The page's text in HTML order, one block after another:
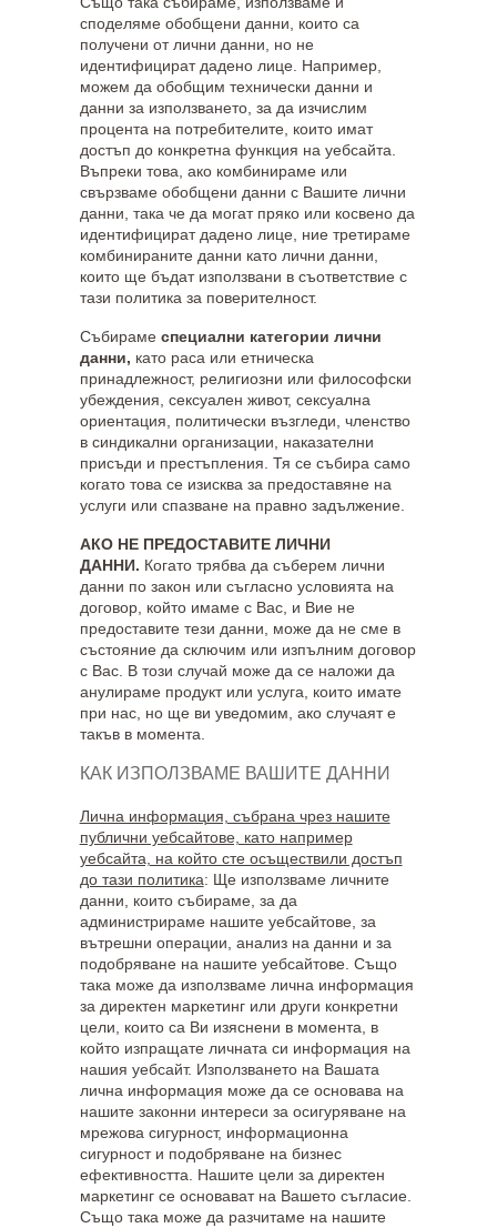
споделяме обобщени данни, които са
получени от лични данни, но не
идентифицират дадено лице. Например,
можем да обобщим технически данни и
данни за използването, за да изчислим
процента на потребителите, които имат
достъп до конкретна функция на уебсайта.
Въпреки това, ако комбинираме или
свързваме обобщени данни с Вашите лични
данни, така че да могат пряко или косвено да
идентифицират дадено лице, ние третираме
комбинираните данни като лични данни,
които ще бъдат използвани в съответствие с
тази политика за поверителност.
Събираме специални категории лични
данни, като раса или етническа
принадлежност, религиозни или философски
убеждения, сексуален живот, сексуална
ориентация, политически възгледи, членство
в синдикални организации, наказателни
присъди и престъпления. Тя се събира само
когато това се изисква за предоставяне на
услуги или спазване на правно задължение.
АКО НЕ ПРЕДОСТАВИТЕ ЛИЧНИ
ДАННИ. Когато трябва да съберем лични
данни по закон или съгласно условията на
договор, който имаме с Вас, и Вие не
предоставите тези данни, може да не сме в
състояние да сключим или изпълним договор
с Вас. В този случай може да се наложи да
анулираме продукт или услуга, които имате
при нас, но ще ви уведомим, ако случаят е
такъв в момента.
КАК ИЗПОЛЗВАМЕ ВАШИТЕ ДАННИ
Лична информация, събрана чрез нашите
публични уебсайтове, като например
уебсайта, на който сте осъществили достъп
до тази политика: Ще използваме личните
данни, които събираме, за да
администрираме нашите уебсайтове, за
вътрешни операции, анализ на данни и за
подобряване на нашите уебсайтове. Също
така може да използваме лична информация
за директен маркетинг или други конкретни
цели, които са Ви изяснени в момента, в
който изпращате личната си информация на
нашия уебсайт. Използването на Вашата
лична информация може да се основава на
нашите законни интереси за осигуряване на
мрежова сигурност, информационна
сигурност и подобряване на бизнес
ефективността. Нашите цели за директен
маркетинг се основават на Вашето съгласие.
Също така може да разчитаме на нашите